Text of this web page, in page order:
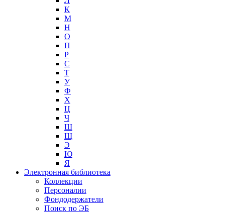
К
М
Н
О
П
Р
С
Т
У
Ф
Х
Ц
Ч
Ш
Щ
Э
Ю
Я
Электронная библиотека
Коллекции
Персоналии
Фондодержатели
Поиск по ЭБ